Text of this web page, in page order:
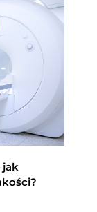
jak